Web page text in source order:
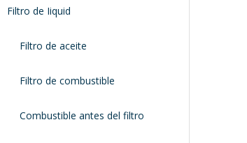
Filtro de Iiquid
Filtro de aceite
Filtro de combustible
Combustible antes del filtro